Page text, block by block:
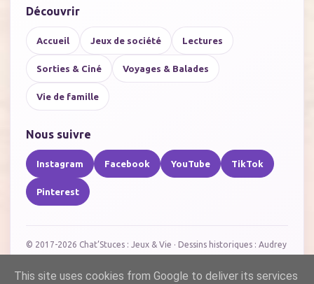
Découvrir
Accueil Jeux de société Lectures
Sorties & Ciné Voyages & Balades
Vie de famille
Nous suivre
Instagram Facebook YouTube TikTok
Pinterest
© 2017-2026 Chat’Stuces : Jeux & Vie · Dessins historiques : Audrey
·
Nouvelle identité visuelle créée avec l’aide de l’IA.
This site uses cookies from Google to deliver its services